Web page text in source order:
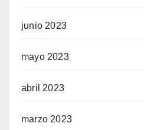
junio 2023
mayo 2023
abril 2023
marzo 2023